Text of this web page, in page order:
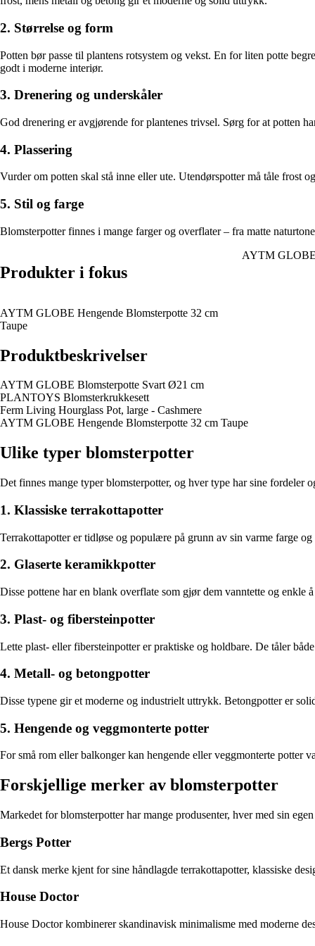
2. Størrelse og form
Potten bør passe til plantens rotsystem og vekst. En for liten potte
godt i moderne interiør.
3. Drenering og underskåler
God drenering er avgjørende for plantenes trivsel. Sørg for at potten
4. Plassering
Vurder om potten skal stå inne eller ute. Utendørspotter må tåle frost
5. Stil og farge
Blomsterpotter finnes i mange farger og overflater – fra matte
Produkter i fokus
AYTM GLOBE
AYTM GLOBE Hengende Blomsterpotte 32 cm
Taupe
Produktbeskrivelser
AYTM GLOBE Blomsterpotte Svart Ø21 cm
PLANTOYS Blomsterkrukkesett
Ferm Living Hourglass Pot, large - Cashmere
AYTM GLOBE Hengende Blomsterpotte 32 cm Taupe
Ulike typer blomsterpotter
Det finnes mange typer blomsterpotter, og hver type har sine fordeler
1. Klassiske terrakottapotter
Terrakottapotter er tidløse og populære på grunn av sin varme farge
2. Glaserte keramikkpotter
Disse pottene har en blank overflate som gjør dem vanntette og enkle
3. Plast- og fibersteinpotter
Lette plast- eller fibersteinpotter er praktiske og holdbare. De tåler
4. Metall- og betongpotter
Disse typene gir et moderne og industrielt uttrykk. Betongpotter er
5. Hengende og veggmonterte potter
For små rom eller balkonger kan hengende eller veggmonterte potter
Forskjellige merker av blomsterpotter
Markedet for blomsterpotter har mange produsenter, hver med sin
Bergs Potter
Et dansk merke kjent for sine håndlagde terrakottapotter, klassiske
House Doctor
House Doctor kombinerer skandinavisk minimalisme med moderne